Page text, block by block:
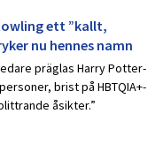
ett ”kallt,
nu hennes namn
präglas Harry Potter-
brist på HBTQIA+-
åsikter.”